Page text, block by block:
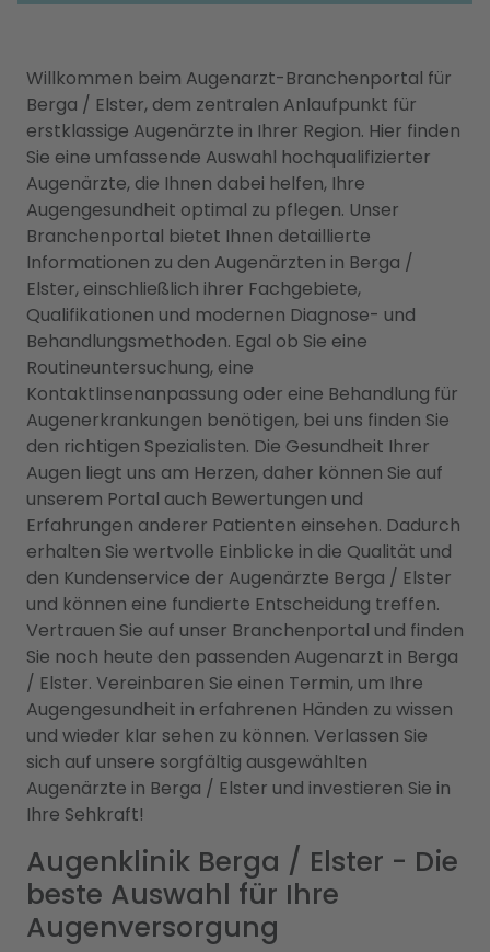
Willkommen beim Augenarzt-Branchenportal für
Berga / Elster, dem zentralen Anlaufpunkt für
erstklassige Augenärzte in Ihrer Region. Hier finden
Sie eine umfassende Auswahl hochqualifizierter
Augenärzte, die Ihnen dabei helfen, Ihre
Augengesundheit optimal zu pflegen. Unser
Branchenportal bietet Ihnen detaillierte
Informationen zu den Augenärzten in Berga /
Elster, einschließlich ihrer Fachgebiete,
Qualifikationen und modernen Diagnose- und
Behandlungsmethoden. Egal ob Sie eine
Routineuntersuchung, eine
Kontaktlinsenanpassung oder eine Behandlung für
Augenerkrankungen benötigen, bei uns finden Sie
den richtigen Spezialisten. Die Gesundheit Ihrer
Augen liegt uns am Herzen, daher können Sie auf
unserem Portal auch Bewertungen und
Erfahrungen anderer Patienten einsehen. Dadurch
erhalten Sie wertvolle Einblicke in die Qualität und
den Kundenservice der Augenärzte Berga / Elster
und können eine fundierte Entscheidung treffen.
Vertrauen Sie auf unser Branchenportal und finden
Sie noch heute den passenden Augenarzt in Berga
/ Elster. Vereinbaren Sie einen Termin, um Ihre
Augengesundheit in erfahrenen Händen zu wissen
und wieder klar sehen zu können. Verlassen Sie
sich auf unsere sorgfältig ausgewählten
Augenärzte in Berga / Elster und investieren Sie in
Ihre Sehkraft!
Augenklinik Berga / Elster - Die
beste Auswahl für Ihre
Augenversorgung